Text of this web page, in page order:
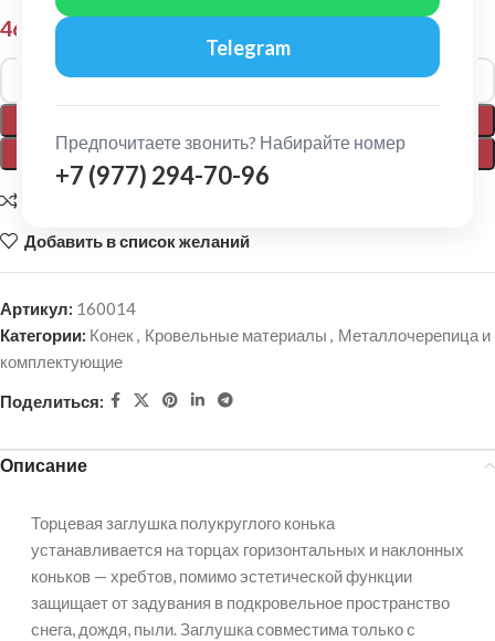
Telegram
Предпочитаете звонить? Набирайте номер
+7 (977) 294-70-96
463,00
ПОКУПКА В 1 КЛИК
Alternative:
Добавить в список желаний
Артикул: 160014
Категории: Конек, Кровельные материалы , Металлочерепица и
комплектующие
Поделиться:
Описание
Торцевая заглушка полукруглого конька
устанавливается на торцах горизонтальных и наклонных
коньков — хребтов, помимо эстетической функции
защищает от задувания в подкровельное пространство
снега, дождя, пыли. Заглушка совместима только с